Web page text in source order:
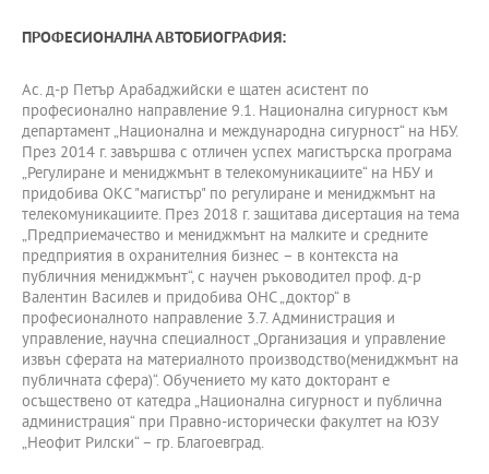
ПРОФЕСИОНАЛНА АВТОБИОГРАФИЯ:
Ас. д-р Петър Арабаджийски е щатен асистент по
професионално направление 9.1. Национална сигурност към
департамент „Национална и международна сигурност“ на НБУ.
През 2014 г. завършва с отличен успех магистърска програма
„Регулиране и мениджмънт в телекомуникациите“ на НБУ и
придобива ОКС "магистър" по регулиране и мениджмънт на
телекомуникациите. През 2018 г. защитава дисертация на тема
„Предприемачество и мениджмънт на малките и средните
предприятия в охранителния бизнес – в контекста на
публичния мениджмънт“, с научен ръководител проф. д-р
Валентин Василев и придобива ОНС „доктор“ в
професионалното направление 3.7. Администрация и
управление, научна специалност „Организация и управление
извън сферата на материалното производство(мениджмънт на
публичната сфера)“. Обучението му като докторант е
осъществено от катедра „Национална сигурност и публична
администрация“ при Правно-исторически факултет на ЮЗУ
„Неофит Рилски“ – гр. Благоевград.